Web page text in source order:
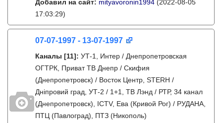
Добавил на сайт: mityavoronin1994 (2022-08-05
17:03:29)
07-07-1997 - 13-07-1997
Каналы [11]: УТ-1, Интер / Днепропетровская
ОГТРК, Приват ТВ Днепр / Скифия
(Днепропетровск) / Восток Центр, STERH /
Дніпровий град, УТ-2 / 1+1, ТВ Лэнд / РТР, 34 канал
(Днепропетровск), ICTV, Ева (Кривой Рог) / РУДАНА,
ПТЦ (Павлоград), ПТЗ (Никополь)